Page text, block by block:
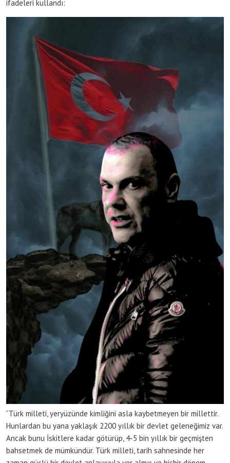
ifadeleri kullandı:
“Türk milleti, yeryüzünde kimliğini asla kaybetmeyen bir millettir.
Hunlardan bu yana yaklaşık 2200 yıllık bir devlet geleneğimiz var.
Ancak bunu İskitlere kadar götürüp, 4-5 bin yıllık bir geçmişten
bahsetmek de mümkündür. Türk milleti, tarih sahnesinde her